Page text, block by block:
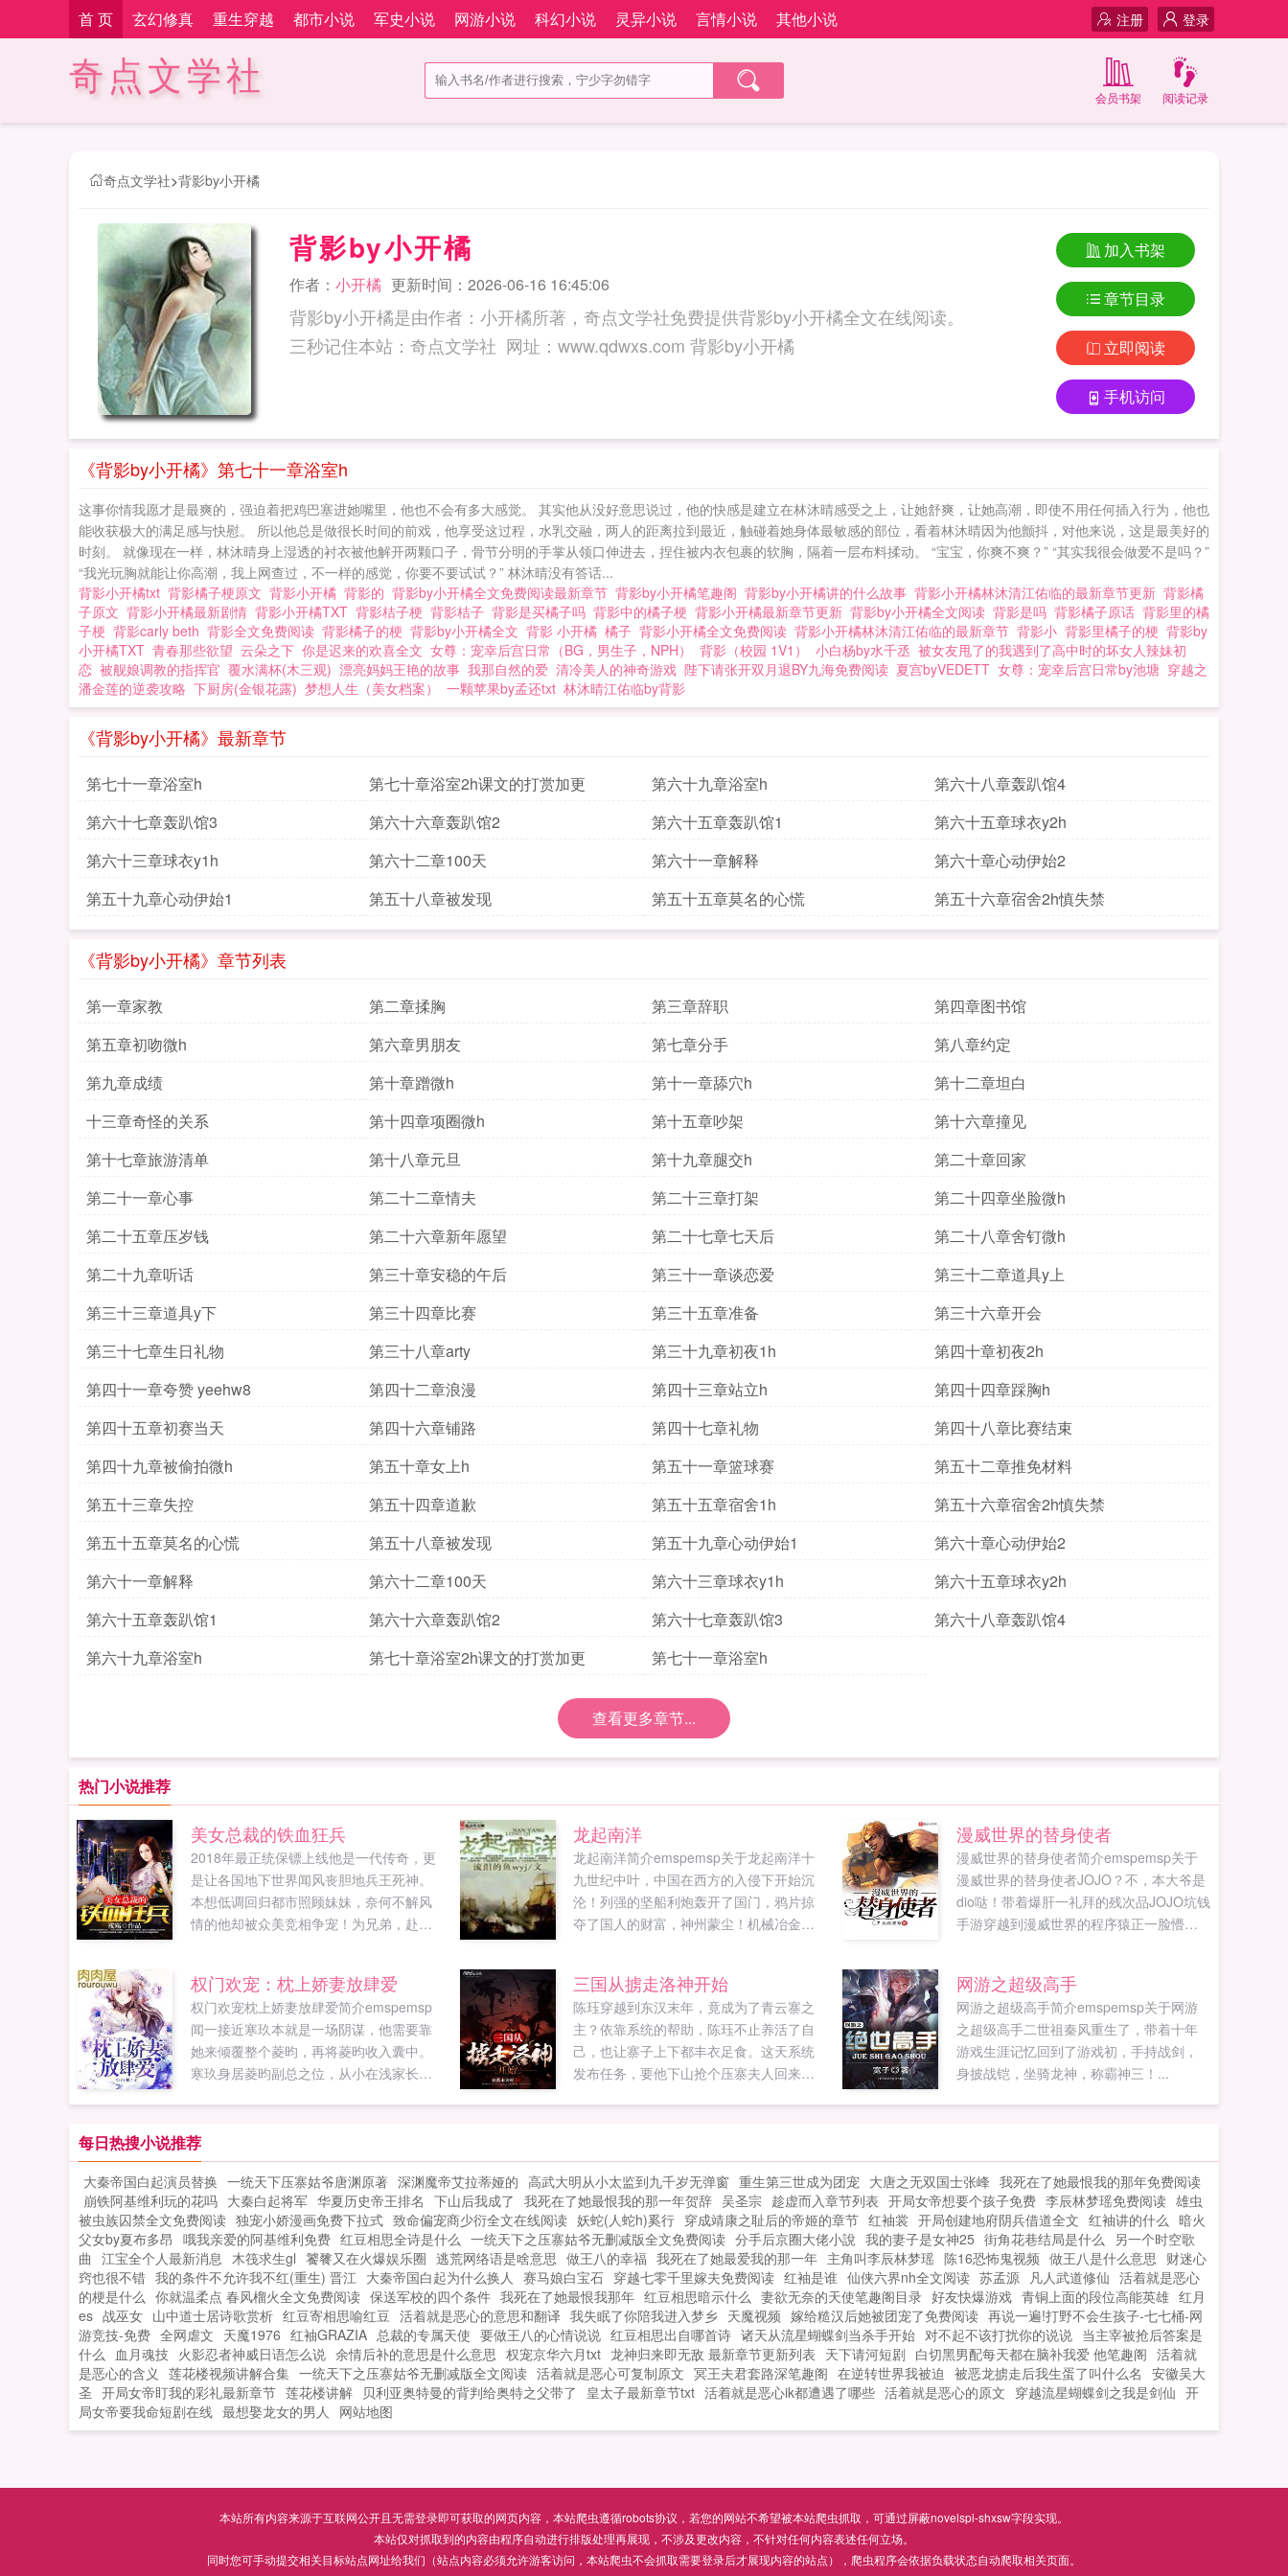
首 页 玄幻修真 重生穿越 都市小说 军史小说 网游小说 科幻小说 灵异小说 言情小说 其他小说 登录
注册
奇点文学社 阅读记录
会员书架
奇点文学社>背影by小开橘
背影by小开橘
作者： 小开橘 更新时间：2026-06-16 16:45:06
背影by小开橘是由作者：小开橘所著，奇点文学社免费提供背影by小开橘全文在线阅读。
三秒记住本站：奇点文学社 网址：www.qdwxs.com 背影by小开橘
加入书架
章节目录
立即阅读
手机访问
《背影by小开橘》第七十一章浴室h
这事你情我愿才是最爽的，强迫着把鸡巴塞进她嘴里，他也不会有多大感觉。 其实他从没好意思说过，他的快感是建立在林沐晴感受之上，让她舒爽，让她高潮，即使不用任何插入行为，他也
能收获极大的满足感与快慰。 所以他总是做很长时间的前戏，他享受这过程，水乳交融，两人的距离拉到最近，触碰着她身体最敏感的部位，看着林沐晴因为他颤抖，对他来说，这是最美好的
时刻。 就像现在一样，林沐晴身上湿透的衬衣被他解开两颗口子，骨节分明的手掌从领口伸进去，捏住被内衣包裹的软胸，隔着一层布料揉动。 “宝宝，你爽不爽？” “其实我很会做爱不是吗？”
“我光玩胸就能让你高潮，我上网查过，不一样的感觉，你要不要试试？” 林沐晴没有答话...
背影小开橘txt 背影橘子梗原文 背影小开橘 背影的 背影by小开橘全文免费阅读最新章节 背影by小开橘笔趣阁 背影by小开橘讲的什么故事 背影小开橘林沐清江佑临的最新章节更新 背影橘
子原文 背影小开橘最新剧情 背影小开橘TXT 背影桔子梗 背影桔子 背影是买橘子吗 背影中的橘子梗 背影小开橘最新章节更新 背影by小开橘全文阅读 背影是吗 背影橘子原话 背影里的橘
子梗 背影carly beth 背影全文免费阅读 背影橘子的梗 背影by小开橘全文 背影 小开橘 橘子 背影小开橘全文免费阅读 背影小开橘林沐清江佑临的最新章节 背影小 背影里橘子的梗 背影by
小开橘TXT 青春那些欲望 云朵之下 你是迟来的欢喜全文 女尊：宠幸后宫日常（BG，男生子，NPH） 背影（校园 1V1） 小白杨by水千丞 被女友甩了的我遇到了高中时的坏女人辣妹初
恋 被舰娘调教的指挥官 覆水满杯(木三观) 漂亮妈妈王艳的故事 我那自然的爱 清冷美人的神奇游戏 陛下请张开双月退BY九海免费阅读 夏宫byVEDETT 女尊：宠幸后宫日常by池塘 穿越之
潘金莲的逆袭攻略 下厨房(金银花露) 梦想人生（美女档案） 一颗苹果by孟还txt 林沐晴江佑临by背影
《背影by小开橘》最新章节
第七十一章浴室h 第七十章浴室2h课文的打赏加更 第六十九章浴室h
第六十八章轰趴馆4
第六十七章轰趴馆3
第六十六章轰趴馆2 第六十五章轰趴馆1
第六十五章球衣y2h
第六十三章球衣y1h
第六十二章100天 第六十一章解释
第六十章心动伊始2
第五十九章心动伊始1
第五十八章被发现 第五十五章莫名的心慌 第五十六章宿舍2h慎失禁
《背影by小开橘》章节列表
第一章家教 第二章揉胸 第三章辞职
第四章图书馆
第五章初吻微h
第六章男朋友 第七章分手
第八章约定
第九章成绩
第十章蹭微h 第十一章舔穴h
第十二章坦白
十三章奇怪的关系
第十四章项圈微h 第十五章吵架
第十六章撞见
第十七章旅游清单
第十八章元旦 第十九章腿交h
第二十章回家
第二十一章心事
第二十二章情夫 第二十三章打架
第二十四章坐脸微h
第二十五章压岁钱
第二十六章新年愿望 第二十七章七天后
第二十八章舍钉微h
第二十九章听话
第三十章安稳的午后 第三十一章谈恋爱
第三十二章道具y上
第三十三章道具y下
第三十四章比赛 第三十五章准备
第三十六章开会
第三十七章生日礼物
第三十八章arty 第三十九章初夜1h
第四十章初夜2h
第四十一章夸赞 yeehw8
第四十二章浪漫 第四十三章站立h
第四十四章踩胸h
第四十五章初赛当天
第四十六章铺路 第四十七章礼物
第四十八章比赛结束
第四十九章被偷拍微h
第五十章女上h 第五十一章篮球赛
第五十二章推免材料
第五十三章失控
第五十四章道歉 第五十五章宿舍1h
第五十六章宿舍2h慎失禁
第五十五章莫名的心慌
第五十八章被发现 第五十九章心动伊始1
第六十章心动伊始2
第六十一章解释
第六十二章100天 第六十三章球衣y1h
第六十五章球衣y2h
第六十五章轰趴馆1
第六十六章轰趴馆2 第六十七章轰趴馆3
第六十八章轰趴馆4
第六十九章浴室h
第七十章浴室2h课文的打赏加更 第七十一章浴室h
查看更多章节...
热门小说推荐
美女总裁的铁血狂兵
2018年最正统保镖上线他是一代传奇，更
是让各国地下世界闻风丧胆地兵王死神。
本想低调回归都市照顾妹妹，奈何不解风
情的他却被众美竞相争宠！为兄弟，赴汤
别忘记分享给朋友...
龙起南洋
龙起南洋简介emspemsp关于龙起南洋十
九世纪中叶，中国在西方的入侵下开始沉
沦！列强的坚船利炮轰开了国门，鸦片掠
夺了国人的财富，神州蒙尘！机械冶金双
族复兴！龙起南洋，纵横四海，终结风帆
时代！新书铁血强国正式上传，书友们多
多支持啊！...
漫威世界的替身使者
漫威世界的替身使者简介emspemsp关于
漫威世界的替身使者JOJO？不，本大爷是
dio哒！带着爆肝一礼拜的残次品JOJO坑钱
手游穿越到漫威世界的程序猿正一脸懵逼
漫威世界？请问离紫薯精到达战场还有多
长时间？对了，老子还有金手指！白金之
星，世界，疯狂钻石，轰炸空间，黄金体
验，绯红之王统统给我出！叮，新玩家您
好，您的第一位替身已抽取，祝您游戏愉
快。看着眼前正...
权门欢宠：枕上娇妻放肆爱
权门欢宠枕上娇妻放肆爱简介emspemsp
闻一接近寒玖本就是一场阴谋，他需要靠
她来倾覆整个菱昀，再将菱昀收入囊中。
寒玖身居菱昀副总之位，从小在浅家长
只披着忠厚外衣的...
三国从掳走洛神开始
陈珏穿越到东汉末年，竟成为了青云寨之
主？依靠系统的帮助，陈珏不止养活了自
己，也让寨子上下都丰衣足食。这天系统
发布任务，要他下山抢个压寨夫人回来。
喜欢三国从掳走洛神开始，别忘记分享给
朋友...
网游之超级高手
网游之超级高手简介emspemsp关于网游
之超级高手二世祖秦风重生了，带着十年
游戏生涯记忆回到了游戏初，手持战剑，
身披战铠，坐骑龙神，称霸神三！...
每日热搜小说推荐
大秦帝国白起演员替换 一统天下压寨姑爷唐渊原著 深渊魔帝艾拉蒂娅的 高武大明从小太监到九千岁无弹窗 重生第三世成为团宠 大唐之无双国士张峰 我死在了她最恨我的那年免费阅读
崩铁阿基维利玩的花吗 大秦白起将军 华夏历史帝王排名 下山后我成了 我死在了她最恨我的那一年贺辞 吴圣宗 趁虚而入章节列表 开局女帝想要个孩子免费 李辰林梦瑶免费阅读 雄虫
被虫族囚禁全文免费阅读 独宠小娇漫画免费下拉式 致命偏宠商少衍全文在线阅读 妖蛇(人蛇h)奚行 穿成靖康之耻后的帝姬的章节 红袖裳 开局创建地府阴兵借道全文 红袖讲的什么 暗火
父女by夏布多昂 哦我亲爱的阿基维利免费 红豆相思全诗是什么 一统天下之压寨姑爷无删减版全文免费阅读 分手后京圈大佬小說 我的妻子是女神25 街角花巷结局是什么
另一个时空歌
曲 江宝全个人最新消息 木筏求生gl 饕餮又在火爆娱乐圈 逃荒网络语是啥意思 做王八的幸福 我死在了她最爱我的那一年 主角叫李辰林梦瑶 陈16恐怖鬼视频 做王八是什么意思 财迷心
窍也很不错 我的条件不允许我不红(重生) 晋江 大秦帝国白起为什么换人 赛马娘白宝石 穿越七零千里嫁夫免费阅读 红袖是谁 仙侠六界nh全文阅读 苏孟源 凡人武道修仙 活着就是恶心
的梗是什么 你就温柔点 春风榴火全文免费阅读 保送军校的四个条件 我死在了她最恨我那年 红豆相思暗示什么 妻欲无奈的天使笔趣阁目录 好友快爆游戏 青铜上面的段位高能英雄 红月
es 战巫女 山中道士居诗歌赏析 红豆寄相思喻红豆 活着就是恶心的意思和翻译 我失眠了你陪我进入梦乡 天魔视频 嫁给糙汉后她被团宠了免费阅读 再说一遍!打野不会生孩子-七七桶-网
游竞技-免费 全网虐文 天魔1976 红袖GRAZIA 总裁的专属天使 要做王八的心情说说 红豆相思出自哪首诗 诸天从流星蝴蝶剑当杀手开始 对不起不该打扰你的说说 当主宰被抢后答案是
什么
血月魂技 火影忍者神威日语怎么说 余情后补的意思是什么意思 权宠京华六月txt 龙神归来即无敌 最新章节更新列表 天下请河短剧 白切黑男配每天都在脑补我爱 他笔趣阁 活着就
是恶心的含义 莲花楼视频讲解合集 一统天下之压寨姑爷无删减版全文阅读 活着就是恶心可复制原文 冥王夫君套路深笔趣阁 在逆转世界我被迫 被恶龙掳走后我生蛋了叫什么名 安徽吴大
圣 开局女帝盯我的彩礼最新章节 莲花楼讲解 贝利亚奥特曼的背判给奥特之父带了 皇太子最新章节txt 活着就是恶心ik都遭遇了哪些 活着就是恶心的原文 穿越流星蝴蝶剑之我是剑仙 开
局女帝要我命短剧在线 最想娶龙女的男人 网站地图
本站所有内容来源于互联网公开且无需登录即可获取的网页内容，本站爬虫遵循robots协议，若您的网站不希望被本站爬虫抓取，可通过屏蔽novelspi-shxsw字段实现。
本站仅对抓取到的内容由程序自动进行排版处理再展现，不涉及更改内容，不针对任何内容表述任何立场。
同时您可手动提交相关目标站点网址给我们（站点内容必须允许游客访问，本站爬虫不会抓取需要登录后才展现内容的站点），爬虫程序会依据负载状态自动爬取相关页面。